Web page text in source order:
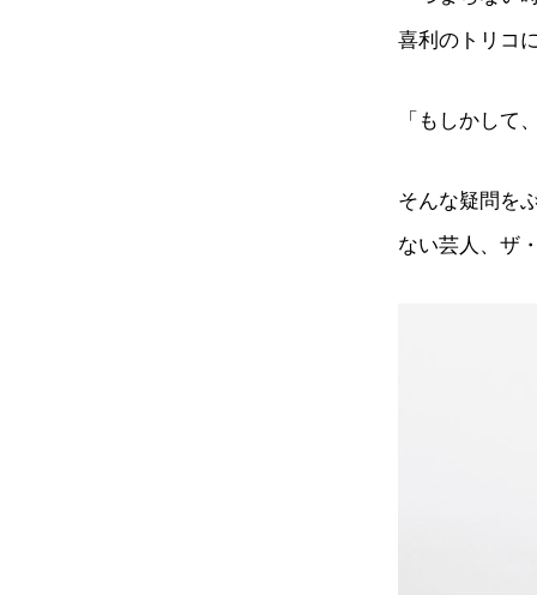
喜利のトリコ
「もしかして
そんな疑問を
ない芸人、ザ